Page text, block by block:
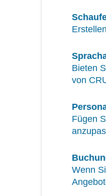
Bieten
von
Fügen
Wenn